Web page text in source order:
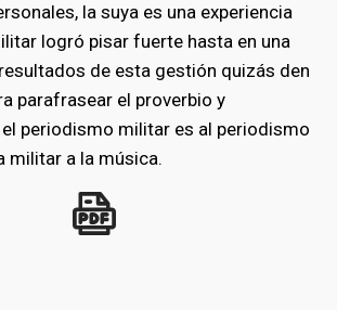
la suya es una experiencia
logró pisar fuerte hasta en una
de esta gestión quizás den
parafrasear el proverbio y
periodismo militar es al periodismo
militar a la música.